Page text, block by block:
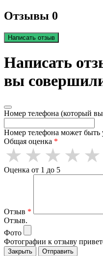
Отзывы 0
Написать отзыв
Написать
вы
Номер телефона (который
Номер телефона может быть
Общая оценка *
Оценка от 1 до 5
Отзыв *
Отзыв.
Фото
Фотографии к отзыву
Закрыть Отправить